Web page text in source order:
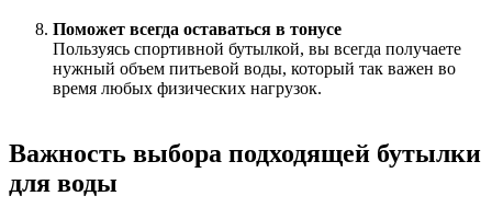
Поможет всегда оставаться в тонусе
Пользуясь спортивной бутылкой, вы всегда получаете
нужный объем питьевой воды, который так важен во
время любых физических нагрузок.
Важность выбора подходящей бутылки
для воды